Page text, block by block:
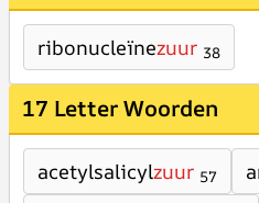
ribonucleïnezuur 38
17 Letter Woorden
acetylsalicylzuur 57